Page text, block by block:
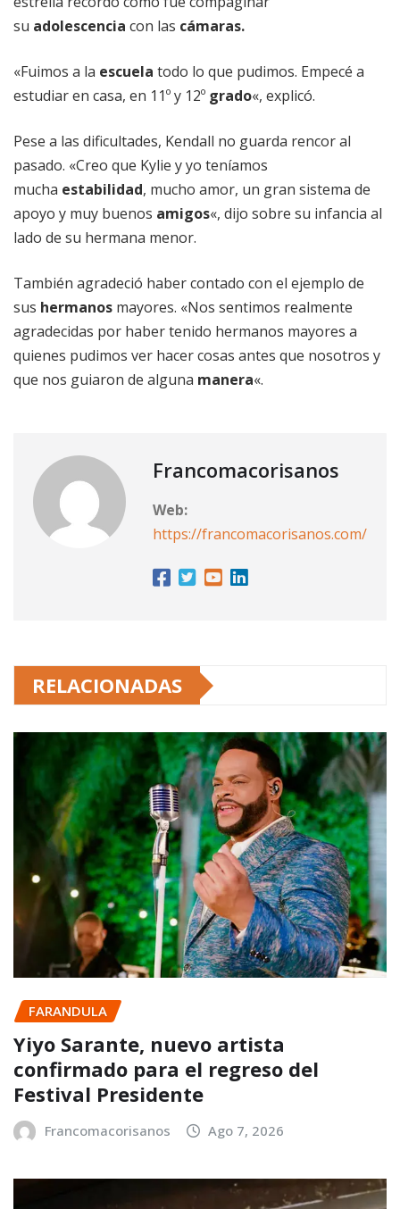
su adolescencia con las cámaras.
«Fuimos a la escuela todo lo que pudimos. Empecé a
estudiar en casa, en 11º y 12º grado«, explicó.
Pese a las dificultades, Kendall no guarda rencor al
pasado. «Creo que Kylie y yo teníamos
mucha estabilidad, mucho amor, un gran sistema de
apoyo y muy buenos amigos«, dijo sobre su infancia al
lado de su hermana menor.
También agradeció haber contado con el ejemplo de
sus hermanos mayores. «Nos sentimos realmente
agradecidas por haber tenido hermanos mayores a
quienes pudimos ver hacer cosas antes que nosotros y
que nos guiaron de alguna manera«.
Francomacorisanos
Web:
https://francomacorisanos.com/
RELACIONADAS
FARANDULA
Yiyo Sarante, nuevo artista
confirmado para el regreso del
Festival Presidente
Francomacorisanos Ago 7, 2026